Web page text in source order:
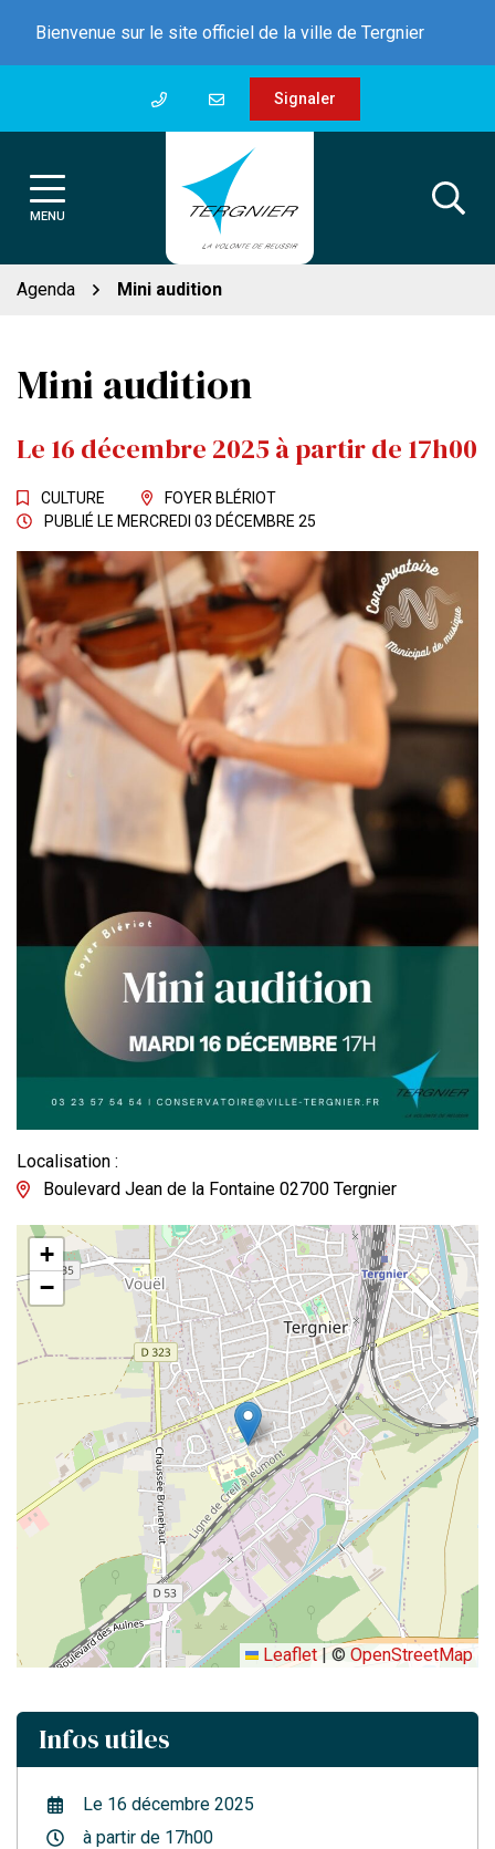
contenu
Bienvenue sur le site officiel de la ville de Tergnier
Signaler
MENU
Agenda Mini audition
Mini audition
Le 16 décembre 2025 à partir de 17h00
CULTURE
FOYER BLÉRIOT
PUBLIÉ LE MERCREDI 03 DÉCEMBRE 25
Localisation :
Boulevard Jean de la Fontaine 02700 Tergnier
+
−
Leaflet | © OpenStreetMap
Infos utiles
Le 16 décembre 2025
à partir de 17h00